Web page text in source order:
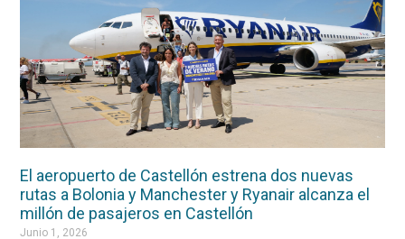
El aeropuerto de Castellón estrena dos nuevas
rutas a Bolonia y Manchester y Ryanair alcanza el
millón de pasajeros en Castellón
Junio 1, 2026